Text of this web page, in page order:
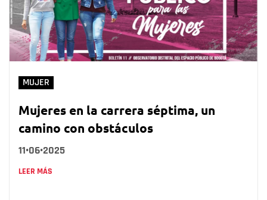
MUJER
Mujeres en la carrera séptima, un
camino con obstáculos
11•06•2025
LEER MÁS